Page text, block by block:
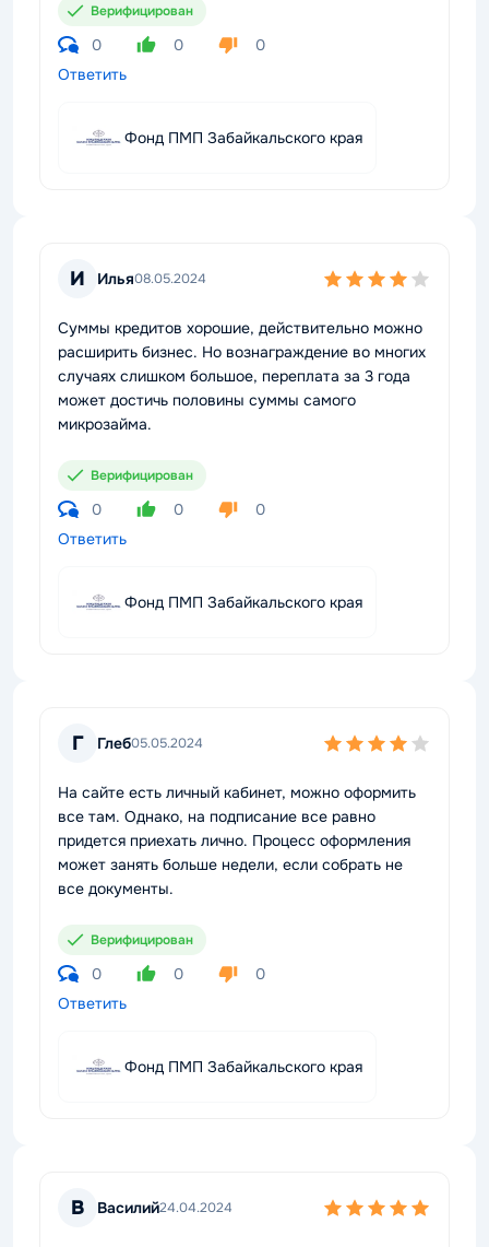
Верифицирован
0 0
0
Ответить
Фонд ПМП Забайкальского края
И Илья08.05.2024
Суммы кредитов хорошие, действительно можно
расширить бизнес. Но вознаграждение во многих
случаях слишком большое, переплата за 3 года
может достичь половины суммы самого
микрозайма.
Верифицирован
0 0
0
Ответить
Фонд ПМП Забайкальского края
Г Глеб05.05.2024
На сайте есть личный кабинет, можно оформить
все там. Однако, на подписание все равно
придется приехать лично. Процесс оформления
может занять больше недели, если собрать не
все документы.
Верифицирован
0 0
0
Ответить
Фонд ПМП Забайкальского края
В Василий24.04.2024